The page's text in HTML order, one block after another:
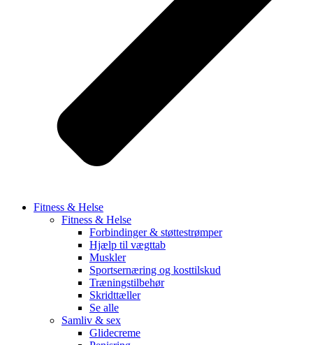
Fitness & Helse
Fitness & Helse
Forbindinger & støttestrømper
Hjælp til vægttab
Muskler
Sportsernæring og kosttilskud
Træningstilbehør
Skridttæller
Se alle
Samliv & sex
Glidecreme